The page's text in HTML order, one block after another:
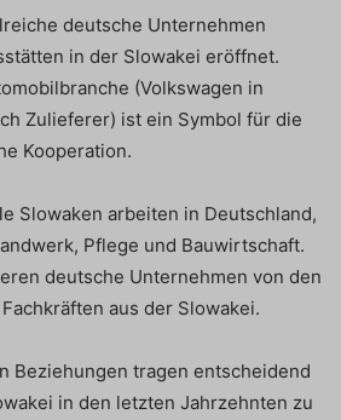
deutsche Unternehmen
in der Slowakei eröffnet.
(Volkswagen in
Zulieferer) ist ein Symbol für die
Kooperation.
Slowaken arbeiten in Deutschland,
Pflege und Bauwirtschaft.
deutsche Unternehmen von den
aus der Slowakei.
Beziehungen tragen entscheidend
in den letzten Jahrzehnten zu